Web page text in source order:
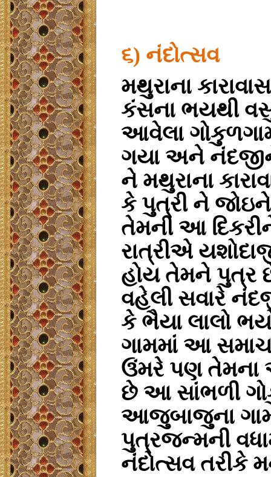
૬) નંદોત્સવ
મથુરાના
કંસના ભયથી
આવેલા
ગયા અને નંદજીને
ને મથુરાના
કે પુત્રી ને
તેમની આ
રાત્રીએ
હોય તેમને પુત્ર
વહેલી સવારે
કે ભૈયા લાલો
ગામમાં આ
ઉંમરે પણ તેમના
છે આ સાંભળી
આજુબાજુના
પુત્રજન્મની
નંદોત્સવ તરીકે